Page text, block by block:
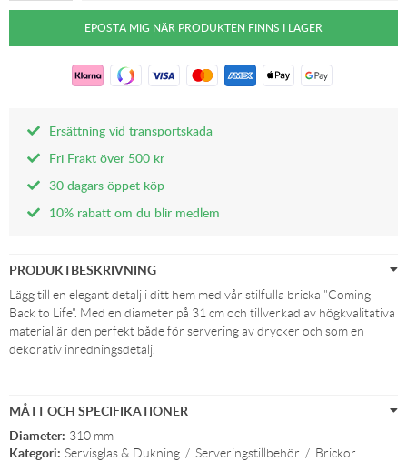
Ersättning vid transportskada
Fri Frakt över 500 kr
30 dagars öppet köp
10% rabatt om du blir medlem
PRODUKTBESKRIVNING
Lägg till en elegant detalj i ditt hem med vår stilfulla bricka "Coming
Back to Life". Med en diameter på 31 cm och tillverkad av högkvalitativa
material är den perfekt både för servering av drycker och som en
dekorativ inredningsdetalj.
MÅTT OCH SPECIFIKATIONER
Diameter: 310 mm
Kategori: Servisglas & Dukning / Serveringstillbehör / Brickor